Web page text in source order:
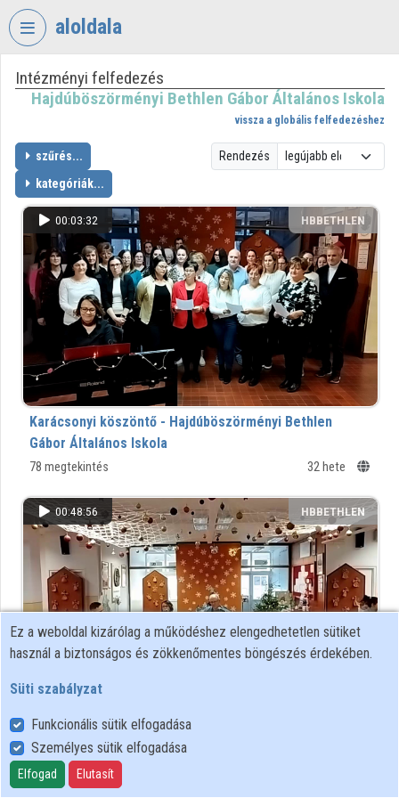
Fejléc kihagyása
aloldala
VIDEOTORIUM
BETHLEN
GÁBOR
ÁLTALÁNOS
ISKOLA
Intézményi kezdőlap
Bejelentkezés
Intézményi felfedezés
Kategóriák
Intézményi listák
Intézmények
Közreműködők
Intézményi felfedezés
Hajdúböszörményi Bethlen Gábor Általános Iskola
vissza a globális felfedezéshez
szűrés...
kategóriák...
Rendezés
00:03:32 HBBETHLEN
Karácsonyi köszöntő - Hajdúböszörményi Bethlen
Gábor Általános Iskola
78 megtekintés 32 hete
00:48:56 HBBETHLEN
00:15:37
Ez a weboldal kizárólag a működéshez elengedhetetlen sütiket
használ a biztonságos és zökkenőmentes böngészés érdekében.
Süti szabályzat
Funkcionális sütik elfogadása
Személyes sütik elfogadása
Elfogad Elutasít